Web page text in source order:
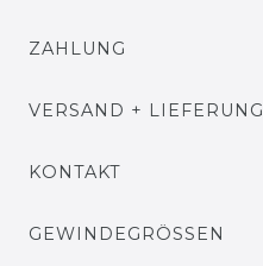
ZAHLUNG
VERSAND + LIEFERUNG
KONTAKT
GEWINDEGRÖSSEN